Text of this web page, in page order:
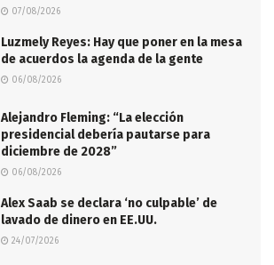
07/08/2026
Luzmely Reyes: Hay que poner en la mesa
de acuerdos la agenda de la gente
06/08/2026
Alejandro Fleming: “La elección
presidencial debería pautarse para
diciembre de 2028”
06/08/2026
Alex Saab se declara ‘no culpable’ de
lavado de dinero en EE.UU.
24/07/2026